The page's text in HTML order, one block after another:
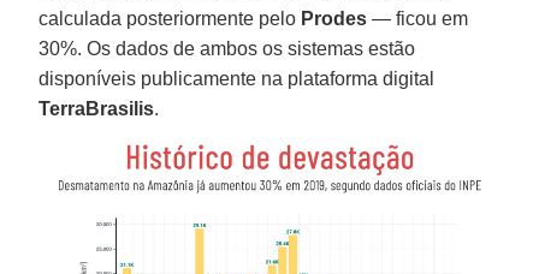
calculada posteriormente pelo Prodes — ficou em
30%. Os dados de ambos os sistemas estão
disponíveis publicamente na plataforma digital
TerraBrasilis.